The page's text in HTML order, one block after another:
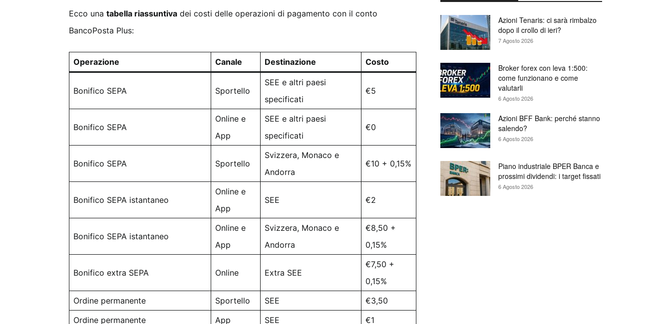
Ecco una tabella riassuntiva dei costi delle operazioni di pagamento con il conto
BancoPosta Plus:
Operazione Canale Destinazione Costo
Bonifico SEPA Sportello
SEE e altri paesi
specificati
€5
Bonifico SEPA
Online e
App
SEE e altri paesi
specificati
€0
Bonifico SEPA Sportello
Svizzera, Monaco e
Andorra
€10 + 0,15%
Bonifico SEPA istantaneo
Online e
App
SEE €2
Bonifico SEPA istantaneo
Online e
App
Svizzera, Monaco e
Andorra
€8,50 +
0,15%
Bonifico extra SEPA Online Extra SEE
€7,50 +
0,15%
Ordine permanente
Sportello SEE
€3,50
Ordine permanente
App SEE €1
Azioni Tenaris: ci sarà rimbalzo
dopo il crollo di ieri?
7 Agosto 2026
Broker forex con leva 1:500:
come funzionano e come
valutarli
6 Agosto 2026
Azioni BFF Bank: perché stanno
salendo?
6 Agosto 2026
Piano industriale BPER Banca e
prossimi dividendi: i target fissati
6 Agosto 2026